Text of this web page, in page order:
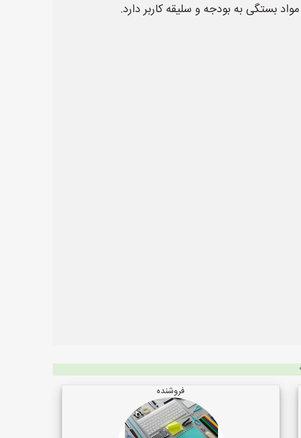
بستگی به بودجه و سلیقه کاربر دارد.
فروشنده